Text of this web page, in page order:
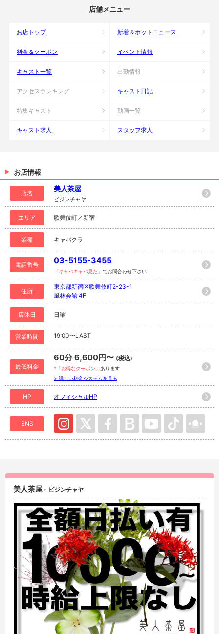
店舗メニュー
お店トップ 新着＆ホットニュース
料金＆クーポン イベント情報
キャスト一覧 出勤情報
アクセスランキング キャスト日記
特集キャスト 動画一覧
キャスト求人 スタッフ求人
お店情報
店名
美人茶屋
ビジンチャヤ
エリア 歌舞伎町／新宿
業種 キャバクラ
電話番号 03-5155-3455
「キャバキャバ見た」 でお問合わせ下さい
住所
東京都新宿区歌舞伎町2-23-1
風林会館 4F
店休日 日曜
営業時間 19:00〜LAST
最低料金
60分 6,600円〜 (税込)
*「お得なクーポン」 あります
> 詳しい料金システムを見る
HP オフィシャルHP
SNS
美人茶屋 - ビジンチャヤ